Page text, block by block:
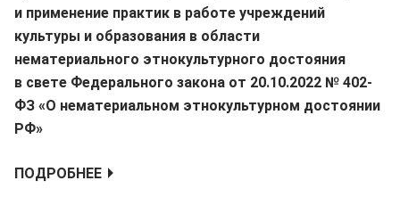
и применение практик в работе учреждений
культуры и образования в области
нематериального этнокультурного достояния
в свете Федерального закона от 20.10.2022 № 402-
ФЗ «О нематериальном этнокультурном достоянии
РФ»
ПОДРОБНЕЕ